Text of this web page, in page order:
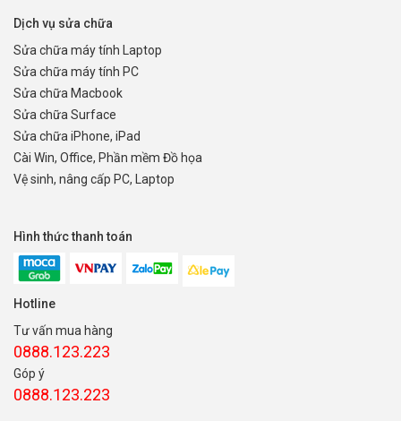
Dịch vụ sửa chữa
Sửa chữa máy tính Laptop
Sửa chữa máy tính PC
Sửa chữa Macbook
Sửa chữa Surface
Sửa chữa iPhone, iPad
Cài Win, Office, Phần mềm Đồ họa
Vệ sinh, nâng cấp PC, Laptop
Hình thức thanh toán
Hotline
Tư vấn mua hàng
0888.123.223
Góp ý
0888.123.223